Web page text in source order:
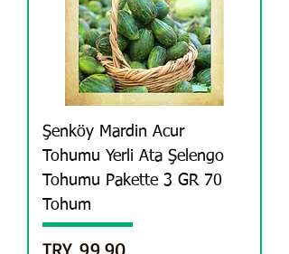
Şenköy Mardin Acur
Tohumu Yerli Ata Şelengo
Tohumu Pakette 3 GR 70
Tohum
Price